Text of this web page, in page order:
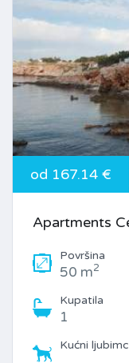
od 167.14 €
Apartments
Površina
50 m2
Kupatila
1
Kućni